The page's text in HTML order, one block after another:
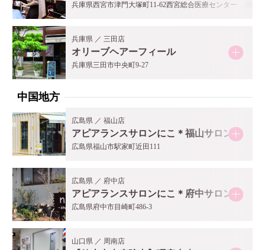
兵庫県西宮市津門大塚町11-62西宮総合医療センター 2階
兵庫県 ／ 三田店
オリーブヘアーフィール
兵庫県三田市中央町9-27
中国地方
広島県 ／ 福山店
アピアランスサロンにこ＊福山サロン
広島県福山市駅家町近田111
広島県 ／ 府中店
アピアランスサロンにこ＊府中サロン
広島県府中市目崎町486-3
山口県 ／ 周南店